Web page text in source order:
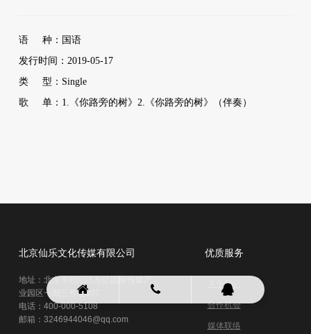
语 种：国语
发行时间：2019-05-17
类 型：Single
歌 单：1.《你路旁的树》2.《你路旁的树》（伴奏）
北京仙乐文化传媒有限公司
地址：北京市朝阳区东亿国际传媒产
业园区一期三号楼307
电话：400-000-5108
邮箱：3246944046@qq.com
优质服务
关于我们
合作机会
媒体联络